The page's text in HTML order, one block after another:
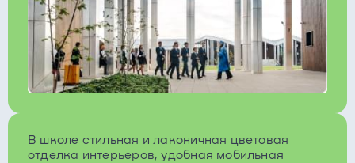
В школе стильная и лаконичная цветовая
отделка интерьеров, удобная мобильная